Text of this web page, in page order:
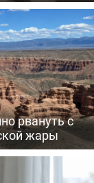
рвануть с
жары